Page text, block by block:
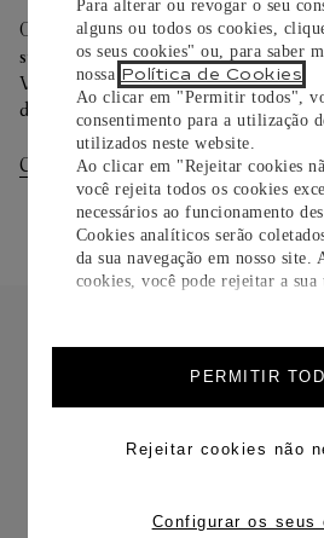
Para alterar ou revogar o seu
alguns ou todos os cookies,
os seus cookies" ou, para saber
nossa Política de Cookies
Ao clicar em "Permitir todos",
consentimento para a utilização
utilizados neste website.
Ao clicar em "Rejeitar cookies
você rejeita todos os cookies
necessários ao funcionamento
Cookies analíticos serão
da sua navegação em nosso site.
cookies, você pode rejeitar a sua
PERMITIR
Rejeitar cookies não
Configurar os seus
Oferecemos diferentes opções de
sua preferência na finalização de seu
Você pode trocar ou devolver sua
dias.
Consultar Entregas Consultar